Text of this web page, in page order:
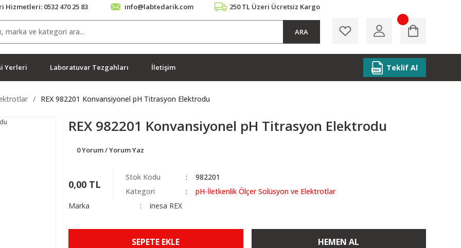
Hizmetleri: 0532 470 25 83 info@labtedarik.com 250 TL Üzeri Ücretsiz Kargo
ARA
Yerleri Laboratuvar Tezgahları İletişim Teklif Al
REX 982201 Konvansiyonel pH Titrasyon Elektrodu
REX 982201 Konvansiyonel pH Titrasyon Elektrodu
0 Yorum / Yorum Yaz
0,00 TL
Stok Kodu
982201
Kategori
pH-İletkenlik Ölçer Solüsyon ve Elektrotlar
Marka
inesa REX
SEPETE EKLE HEMEN AL